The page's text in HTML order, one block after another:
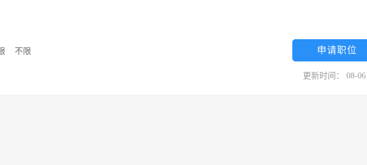
不限 申请职位
更新时间： 08-06